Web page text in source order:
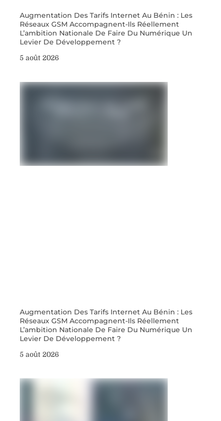
Augmentation Des Tarifs Internet Au Bénin : Les
Réseaux GSM Accompagnent-Ils Réellement
L’ambition Nationale De Faire Du Numérique Un
Levier De Développement ?
5 août 2026
Augmentation Des Tarifs Internet Au Bénin : Les
Réseaux GSM Accompagnent-Ils Réellement
L’ambition Nationale De Faire Du Numérique Un
Levier De Développement ?
5 août 2026